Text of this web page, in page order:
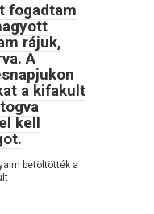
fogadtam
rájuk,
A
a kifakult
kell
betöltötték a